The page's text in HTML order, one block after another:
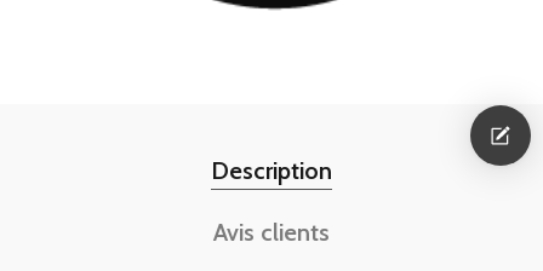
Description
Avis clients